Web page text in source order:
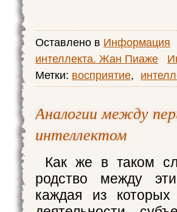
Оставлено в Информация
интеллекта. Жан Пиаже
Метки: восприятие,
Аналогии между
интеллектом
Как же в таком
родство между
каждая из которых